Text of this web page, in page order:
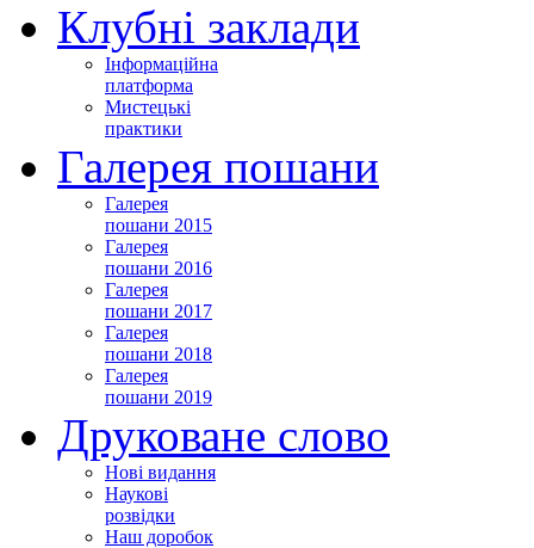
Клубні заклади
Інформаційна
платформа
Мистецькі
практики
Галерея пошани
Галерея
пошани 2015
Галерея
пошани 2016
Галерея
пошани 2017
Галерея
пошани 2018
Галерея
пошани 2019
Друковане слово
Нові видання
Наукові
розвідки
Наш доробок